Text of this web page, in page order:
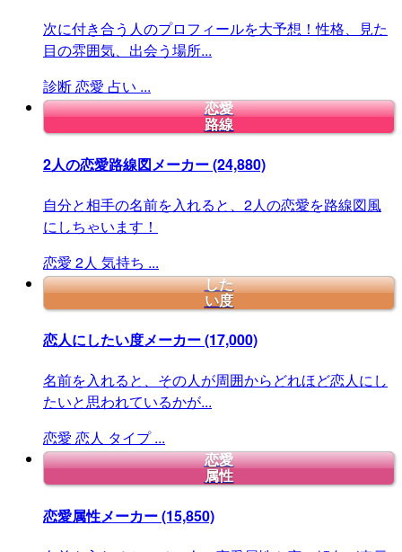
次に付き合う人のプロフィールを大予想！性格、見た
目の雰囲気、出会う場所...
診断恋愛 占い ...
恋愛
路線
2人の恋愛路線図メーカー(24,880)
自分と相手の名前を入れると、2人の恋愛を路線図風
にしちゃいます！
恋愛 2人 気持ち ...
した
い度
恋人にしたい度メーカー(17,000)
名前を入れると、その人が周囲からどれほど恋人にし
たいと思われているかが...
恋愛 恋人 タイプ ...
恋愛
属性
恋愛属性メーカー(15,850)